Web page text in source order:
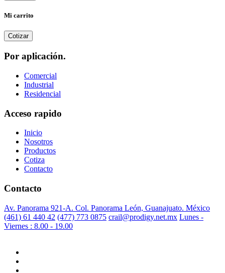
Mi carrito
Cotizar
Por aplicación.
Comercial
Industrial
Residencial
Acceso rapido
Inicio
Nosotros
Productos
Cotiza
Contacto
Contacto
Av. Panorama 921-A. Col. Panorama León, Guanajuato. México
(461) 61 440 42 (477) 773 0875 crail@prodigy.net.mx Lunes -
Viernes : 8.00 - 19.00